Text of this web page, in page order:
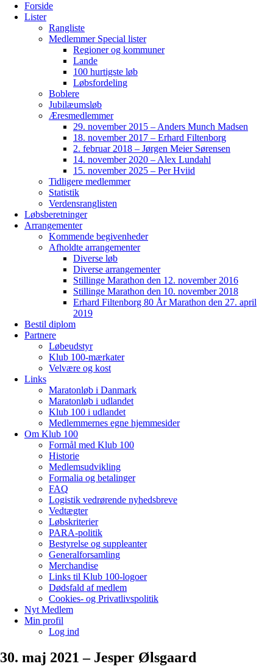
Forside
Lister
Rangliste
Medlemmer Special lister
Regioner og kommuner
Lande
100 hurtigste løb
Løbsfordeling
Boblere
Jubilæumsløb
Æresmedlemmer
29. november 2015 – Anders Munch Madsen
18. november 2017 – Erhard Filtenborg
2. februar 2018 – Jørgen Meier Sørensen
14. november 2020 – Alex Lundahl
15. november 2025 – Per Hviid
Tidligere medlemmer
Statistik
Verdensranglisten
Løbsberetninger
Arrangementer
Kommende begivenheder
Afholdte arrangementer
Diverse løb
Diverse arrangementer
Stillinge Marathon den 12. november 2016
Stillinge Marathon den 10. november 2018
Erhard Filtenborg 80 År Marathon den 27. april
2019
Bestil diplom
Partnere
Løbeudstyr
Klub 100-mærkater
Velvære og kost
Links
Maratonløb i Danmark
Maratonløb i udlandet
Klub 100 i udlandet
Medlemmernes egne hjemmesider
Om Klub 100
Formål med Klub 100
Historie
Medlemsudvikling
Formalia og betalinger
FAQ
Logistik vedrørende nyhedsbreve
Vedtægter
Løbskriterier
PARA-politik
Bestyrelse og suppleanter
Generalforsamling
Merchandise
Links til Klub 100-logoer
Dødsfald af medlem
Cookies- og Privatlivspolitik
Nyt Medlem
Min profil
Log ind
30. maj 2021 – Jesper Ølsgaard